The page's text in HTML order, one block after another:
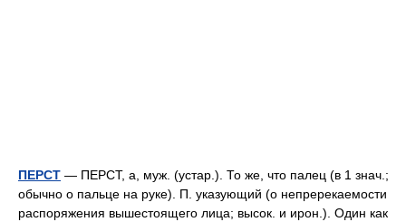
ПЕРСТ — ПЕРСТ, а, муж. (устар.). То же, что палец (в 1 знач.;
обычно о пальце на руке). П. указующий (о непререкаемости
распоряжения вышестоящего лица; высок. и ирон.). Один как